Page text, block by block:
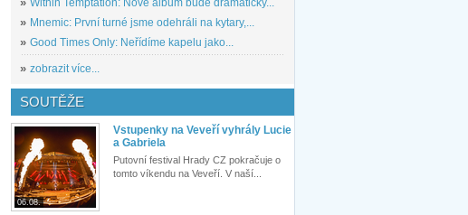
» Within Temptation: Nové album bude dramaticky...
» Mnemic: První turné jsme odehráli na kytary,...
» Good Times Only: Neřídíme kapelu jako...
» zobrazit více...
SOUTĚŽE
06.08.
Vstupenky na Veveří vyhrály Lucie
a Gabriela
Putovní festival Hrady CZ pokračuje o
tomto víkendu na Veveří. V naší...